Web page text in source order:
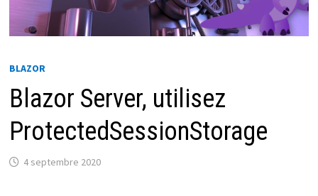
BLAZOR
Blazor Server, utilisez
ProtectedSessionStorage
4 septembre 2020